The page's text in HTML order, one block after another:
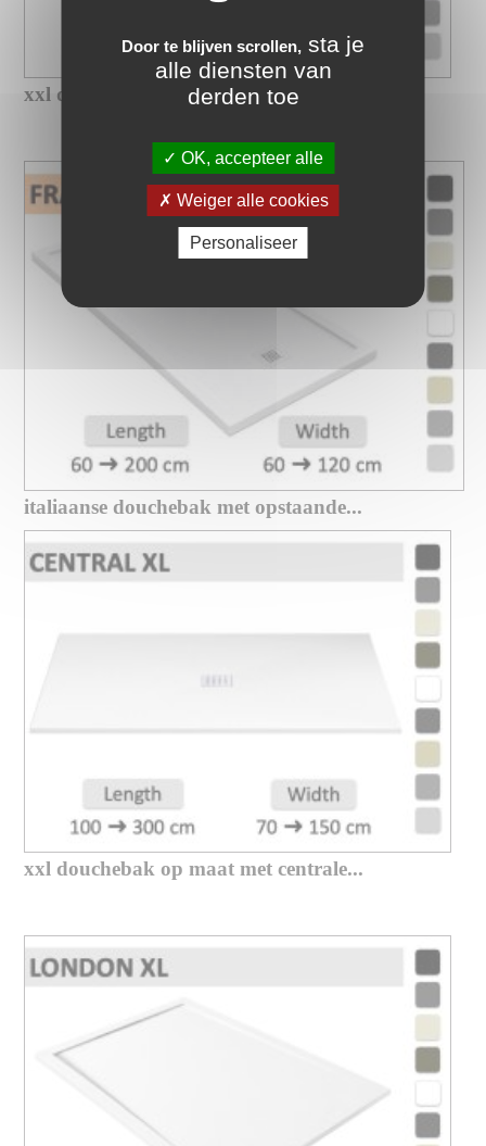
xxl douchebak op maat met gladde...
italiaanse douchebak met opstaande...
xxl douchebak op maat met centrale...
Door te blijven scrollen, sta je
alle diensten van
derden toe
OK, accepteer alle
Weiger alle cookies
Personaliseer